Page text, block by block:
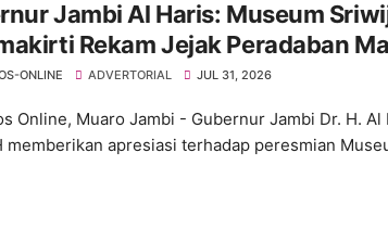
Jambi Al Haris: Museum
Peradaban Masa
Jambi Secara Utuh
ONLINE ADVERTORIAL JUL 31, 2026
Online, Muaro Jambi - Gubernur Jambi Dr. H. Al
memberikan apresiasi terhadap peresmian